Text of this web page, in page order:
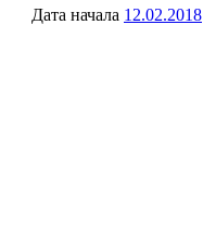
Дата начала 12.02.2018